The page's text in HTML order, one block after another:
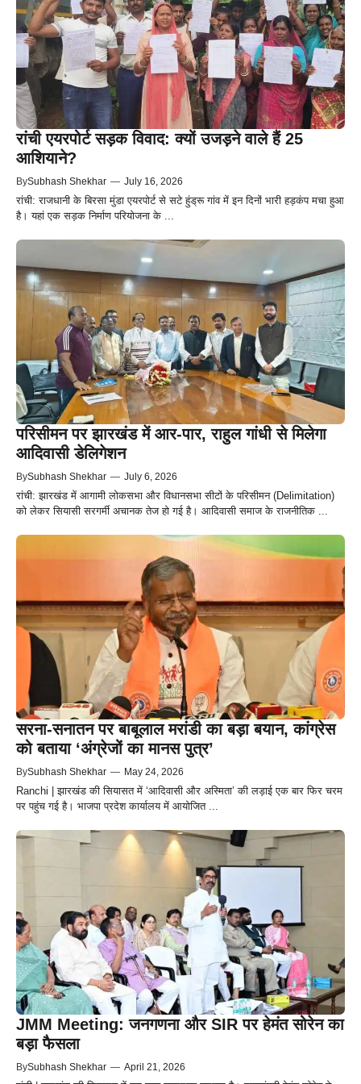
रांची एयरपोर्ट सड़क विवाद: क्यों उजड़ने वाले हैं 25
आशियाने?
BySubhash Shekhar — July 16, 2026
रांची: राजधानी के बिरसा मुंडा एयरपोर्ट से सटे हुंड्रू गांव में इन दिनों भारी हड़कंप मचा हुआ
है। यहां एक सड़क निर्माण परियोजना के ...
परिसीमन पर झारखंड में आर-पार, राहुल गांधी से मिलेगा
आदिवासी डेलिगेशन
BySubhash Shekhar — July 6, 2026
रांची: झारखंड में आगामी लोकसभा और विधानसभा सीटों के परिसीमन (Delimitation)
को लेकर सियासी सरगर्मी अचानक तेज हो गई है। आदिवासी समाज के राजनीतिक ...
सरना-सनातन पर बाबूलाल मरांडी का बड़ा बयान, कांग्रेस
को बताया ‘अंग्रेजों का मानस पुत्र’
BySubhash Shekhar — May 24, 2026
Ranchi | झारखंड की सियासत में ‘आदिवासी और अस्मिता’ की लड़ाई एक बार फिर चरम
पर पहुंच गई है। भाजपा प्रदेश कार्यालय में आयोजित ...
JMM Meeting: जनगणना और SIR पर हेमंत सोरेन का
बड़ा फैसला
BySubhash Shekhar — April 21, 2026